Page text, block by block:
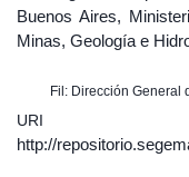
Buenos Aires,
Minas, Geología e
Fil: Dirección General
URI
http://